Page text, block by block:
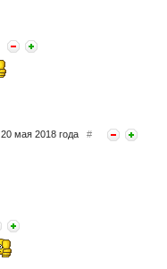
20 мая 2018 года #